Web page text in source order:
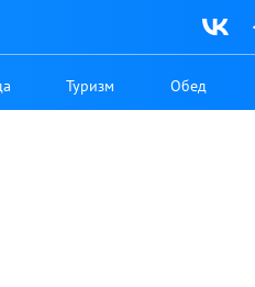
Туризм Обед